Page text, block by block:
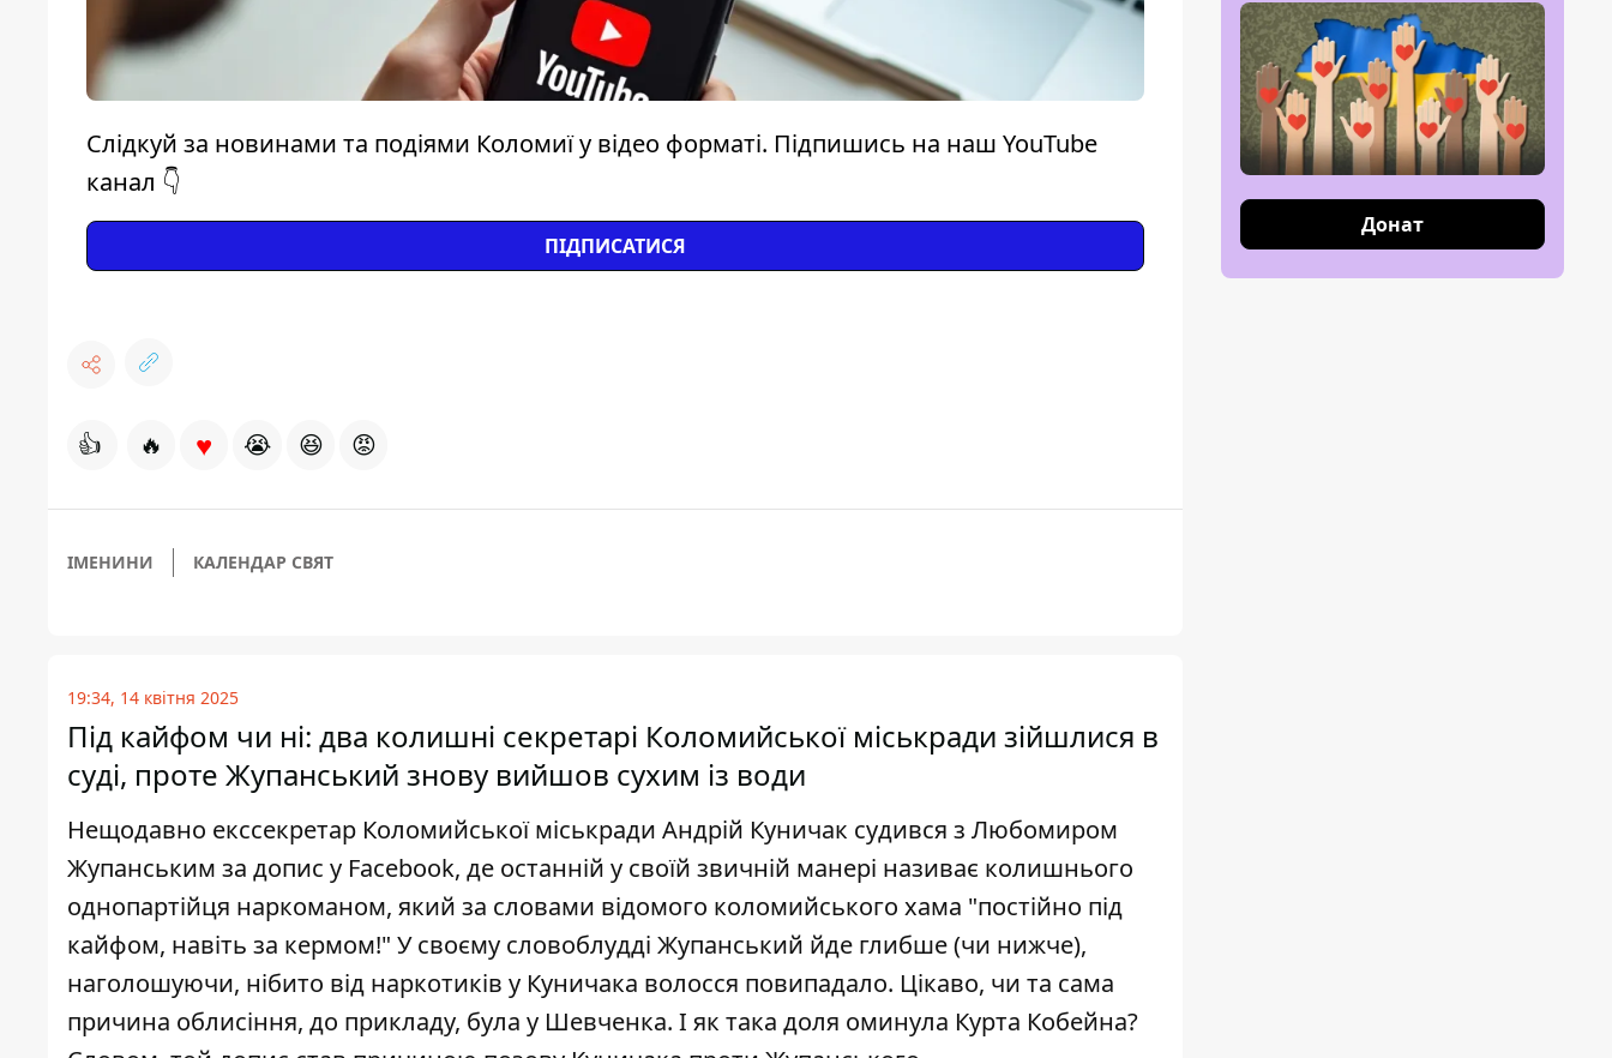
Слідкуй за новинами та подіями Коломиї у відео форматі. Підпишись на наш YouTube
канал 👇
ПІДПИСАТИСЯ
👍 🔥 ♥ 😭 😆 😡
ІМЕНИНИ КАЛЕНДАР СВЯТ
19:34, 14 квітня 2025
Під кайфом чи ні: два колишні секретарі Коломийської міськради зійшлися в
суді, проте Жупанський знову вийшов сухим із води
Нещодавно екссекретар Коломийської міськради Андрій Куничак судився з Любомиром
Жупанським за допис у Facebook, де останній у своїй звичній манері називає колишнього
однопартійця наркоманом, який за словами відомого коломийського хама "постійно під
кайфом, навіть за кермом!" У своєму словоблудді Жупанський йде глибше (чи нижче),
наголошуючи, нібито від наркотиків у Куничака волосся повипадало. Цікаво, чи та сама
причина облисіння, до прикладу, була у Шевченка. І як така доля оминула Курта Кобейна?
Донат